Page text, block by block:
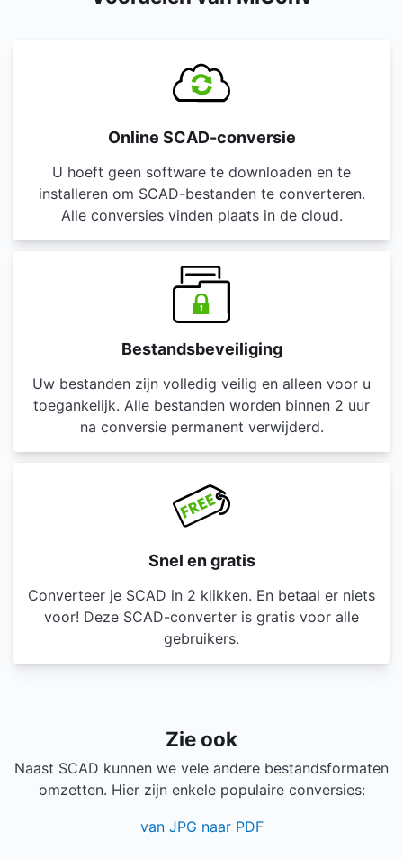
Online SCAD-conversie
U hoeft geen software te downloaden en te
installeren om SCAD-bestanden te converteren.
Alle conversies vinden plaats in de cloud.
Bestandsbeveiliging
Uw bestanden zijn volledig veilig en alleen voor u
toegankelijk. Alle bestanden worden binnen 2 uur
na conversie permanent verwijderd.
Snel en gratis
Converteer je SCAD in 2 klikken. En betaal er niets
voor! Deze SCAD-converter is gratis voor alle
gebruikers.
Zie ook
Naast SCAD kunnen we vele andere bestandsformaten
omzetten. Hier zijn enkele populaire conversies:
van JPG naar PDF